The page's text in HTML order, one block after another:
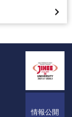
情報公開